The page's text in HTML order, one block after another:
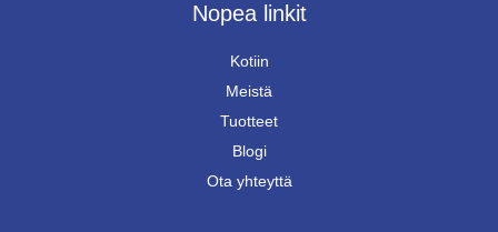
Nopea linkit
Kotiin
Meistä
Tuotteet
Blogi
Ota yhteyttä